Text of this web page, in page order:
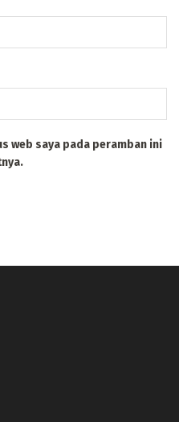
web saya pada peramban ini